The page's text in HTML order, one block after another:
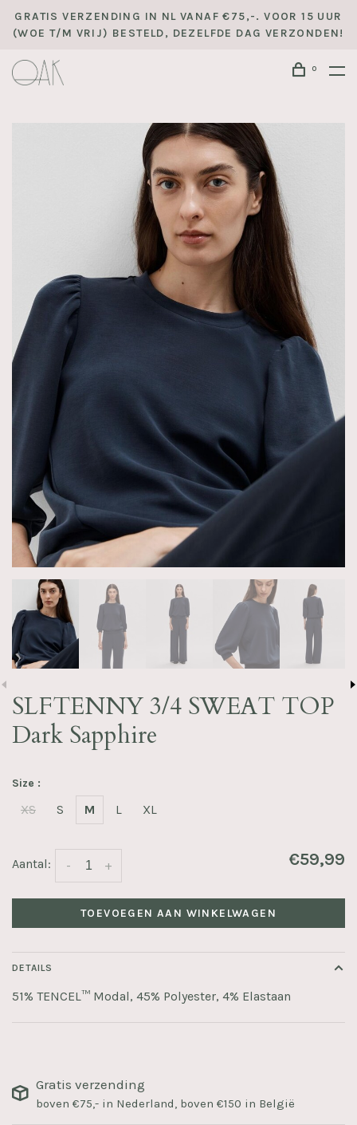
GRATIS VERZENDING IN NL VANAF €75,-. VOOR 15 UUR
(WOE T/M VRIJ) BESTELD, DEZELFDE DAG VERZONDEN!
0
SLFTENNY 3/4 SWEAT TOP
Dark Sapphire
Size :
XS S M L XL
Aantal: +
- €59,99
TOEVOEGEN AAN WINKELWAGEN
DETAILS
51% TENCEL™ Modal, 45% Polyester, 4% Elastaan
Gratis verzending
boven €75,- in Nederland, boven €150 in België